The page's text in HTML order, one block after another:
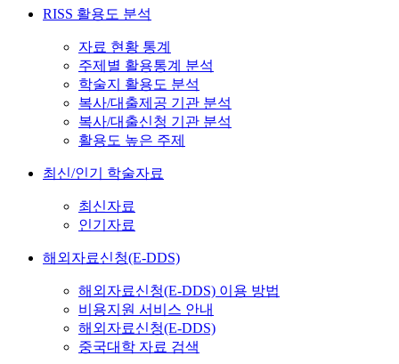
RISS 활용도 분석
자료 현황 통계
주제별 활용통계 분석
학술지 활용도 분석
복사/대출제공 기관 분석
복사/대출신청 기관 분석
활용도 높은 주제
최신/인기 학술자료
최신자료
인기자료
해외자료신청(E-DDS)
해외자료신청(E-DDS) 이용 방법
비용지원 서비스 안내
해외자료신청(E-DDS)
중국대학 자료 검색